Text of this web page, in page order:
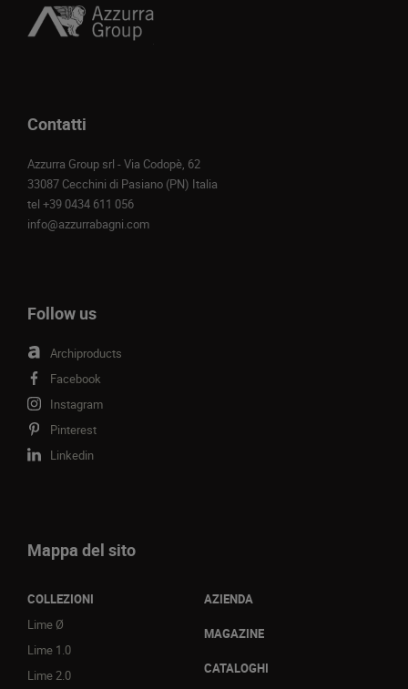
Contatti
Azzurra Group srl - Via Codopè, 62
33087 Cecchini di Pasiano (PN) Italia
tel +39 0434 611 056
info@azzurrabagni.com
Follow us
Archiproducts
Facebook
Instagram
Pinterest
Linkedin
Mappa del sito
COLLEZIONI
Lime Ø
Lime 1.0
Lime 2.0
AZIENDA
MAGAZINE
CATALOGHI